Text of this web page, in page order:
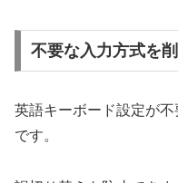
不要な入力方式を
英語キーボード設定が
です。